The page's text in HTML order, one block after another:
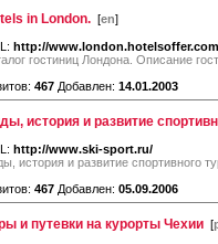
in London. [en]
http://www.london.hotelsoffer.com
гостиниц Лондона. Описание
467 Добавлен: 14.01.2003
история и развитие
http://www.ski-sport.ru/
история и развитие спортивного
467 Добавлен: 05.09.2006
и путевки на курорты Чехии [